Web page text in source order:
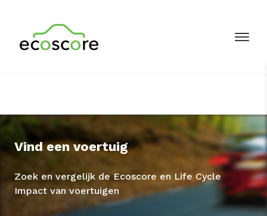
Vind een voertuig
Zoek en vergelijk de Ecoscore en Life Cycle
Impact van voertuigen